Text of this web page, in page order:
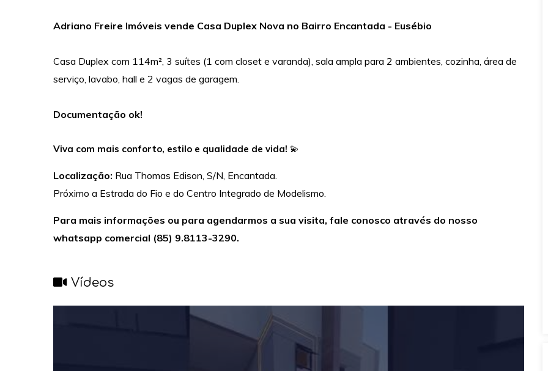
Adriano Freire Imóveis vende Casa Duplex Nova no Bairro Encantada - Eusébio
Casa Duplex com 114m², 3 suítes (1 com closet e varanda), sala ampla para 2 ambientes, cozinha, área de
serviço, lavabo, hall e 2 vagas de garagem.
Documentação ok!
Viva com mais conforto, estilo e qualidade de vida! 💫
Localização: Rua Thomas Edison, S/N, Encantada.
Próximo a Estrada do Fio e do Centro Integrado de Modelismo.
Para mais informações ou para agendarmos a sua visita, fale conosco através do nosso
whatsapp comercial (85) 9.8113-3290.
Vídeos